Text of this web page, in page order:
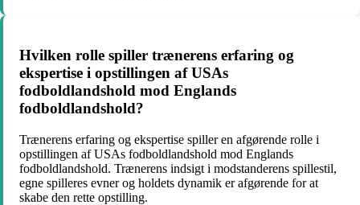
Hvilken rolle spiller trænerens erfaring og
ekspertise i opstillingen af USAs
fodboldlandshold mod Englands
fodboldlandshold?
Trænerens erfaring og ekspertise spiller en afgørende rolle i
opstillingen af USAs fodboldlandshold mod Englands
fodboldlandshold. Trænerens indsigt i modstanderens spillestil,
egne spilleres evner og holdets dynamik er afgørende for at
skabe den rette opstilling.